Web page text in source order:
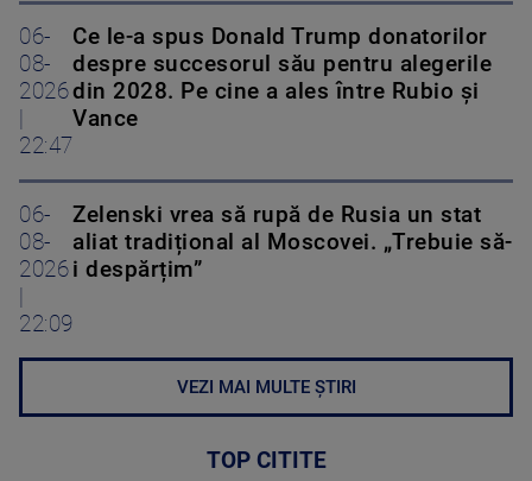
06-
08-
2026
22:47
Ce le-a spus Donald Trump donatorilor
despre succesorul său pentru alegerile
din 2028. Pe cine a ales între Rubio și
Vance
06-
08-
2026
22:09
Zelenski vrea să rupă de Rusia un stat
aliat tradițional al Moscovei. „Trebuie să-
i despărțim”
VEZI MAI MULTE ȘTIRI
TOP CITITE